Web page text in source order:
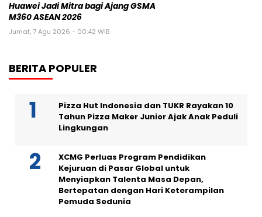
Huawei Jadi Mitra bagi Ajang GSMA
M360 ASEAN 2026
Jumat, 7 Agu 2026 - 00:42 WIB
BERITA POPULER
Pizza Hut Indonesia dan TUKR Rayakan 10
Tahun Pizza Maker Junior Ajak Anak Peduli
Lingkungan
XCMG Perluas Program Pendidikan
Kejuruan di Pasar Global untuk
Menyiapkan Talenta Masa Depan,
Bertepatan dengan Hari Keterampilan
Pemuda Sedunia